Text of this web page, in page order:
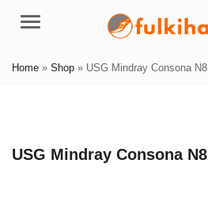
Menu
Home » Shop » USG Mindray Consona N8
USG Mindray Consona N8